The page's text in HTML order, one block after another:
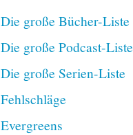
Die große Bücher-Liste
Die große Podcast-Liste
Die große Serien-Liste
Fehlschläge
Evergreens